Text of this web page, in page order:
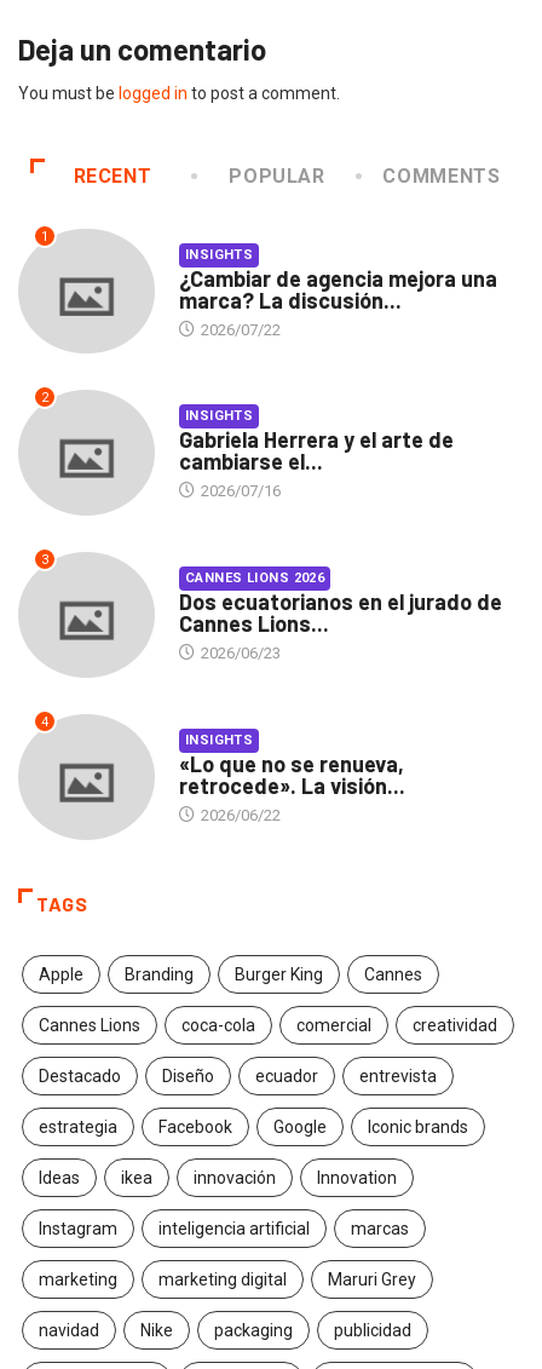
Deja un comentario
You must be logged in to post a comment.
RECENT POPULAR COMMENTS
1
INSIGHTS
¿Cambiar de agencia mejora una
marca? La discusión...
2026/07/22
2
INSIGHTS
Gabriela Herrera y el arte de
cambiarse el...
2026/07/16
3
CANNES LIONS 2026
Dos ecuatorianos en el jurado de
Cannes Lions...
2026/06/23
4
INSIGHTS
«Lo que no se renueva,
retrocede». La visión...
2026/06/22
TAGS
Apple Branding Burger King Cannes
Cannes Lions coca-cola comercial creatividad
Destacado Diseño ecuador entrevista
estrategia Facebook Google Iconic brands
Ideas ikea innovación Innovation
Instagram inteligencia artificial marcas
marketing marketing digital Maruri Grey
navidad Nike packaging publicidad